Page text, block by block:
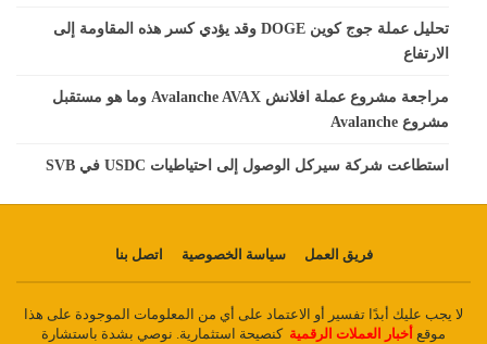
تحليل عملة جوج كوين DOGE وقد يؤدي كسر هذه المقاومة إلى
الارتفاع
مراجعة مشروع عملة افلانش Avalanche AVAX وما هو مستقبل
مشروع Avalanche
استطاعت شركة سيركل الوصول إلى احتياطيات USDC في SVB
فريق العمل سياسة الخصوصية اتصل بنا
لا يجب عليك أبدًا تفسير أو الاعتماد على أي من المعلومات الموجودة على هذا
موقع أخبار العملات الرقمية كنصيحة استثمارية. نوصي بشدة باستشارة